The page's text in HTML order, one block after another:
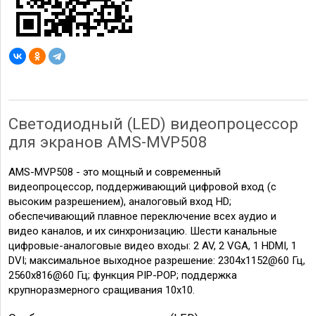
Светодиодный (LED) видеопроцессор
для экранов AMS-MVP508
AMS-MVP508 - это мощный и современный
видеопроцессор, поддерживающий цифровой вход (с
высоким разрешением), аналоговый вход HD;
обеспечивающий плавное переключение всех аудио и
видео каналов, и их синхронизацию. Шести канальные
цифровые-аналоговые видео входы: 2 AV, 2 VGA, 1 HDMI, 1
DVI; максимальное выходное разрешение: 2304x1152@60 Гц,
2560x816@60 Гц; функция PIP-POP; поддержка
крупноразмерного сращивания 10x10.